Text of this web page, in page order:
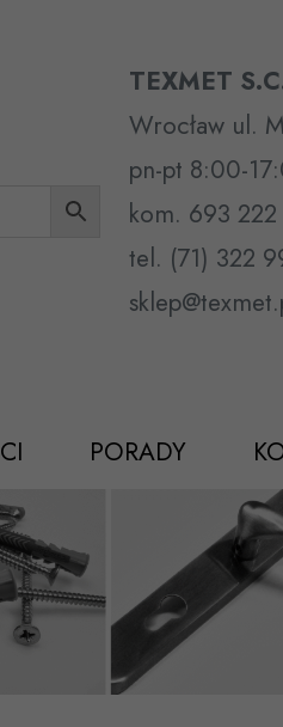
TEXMET
Wrocław ul.
pn-pt 8:00-
kom. 693
tel. (71) 322
PORADY